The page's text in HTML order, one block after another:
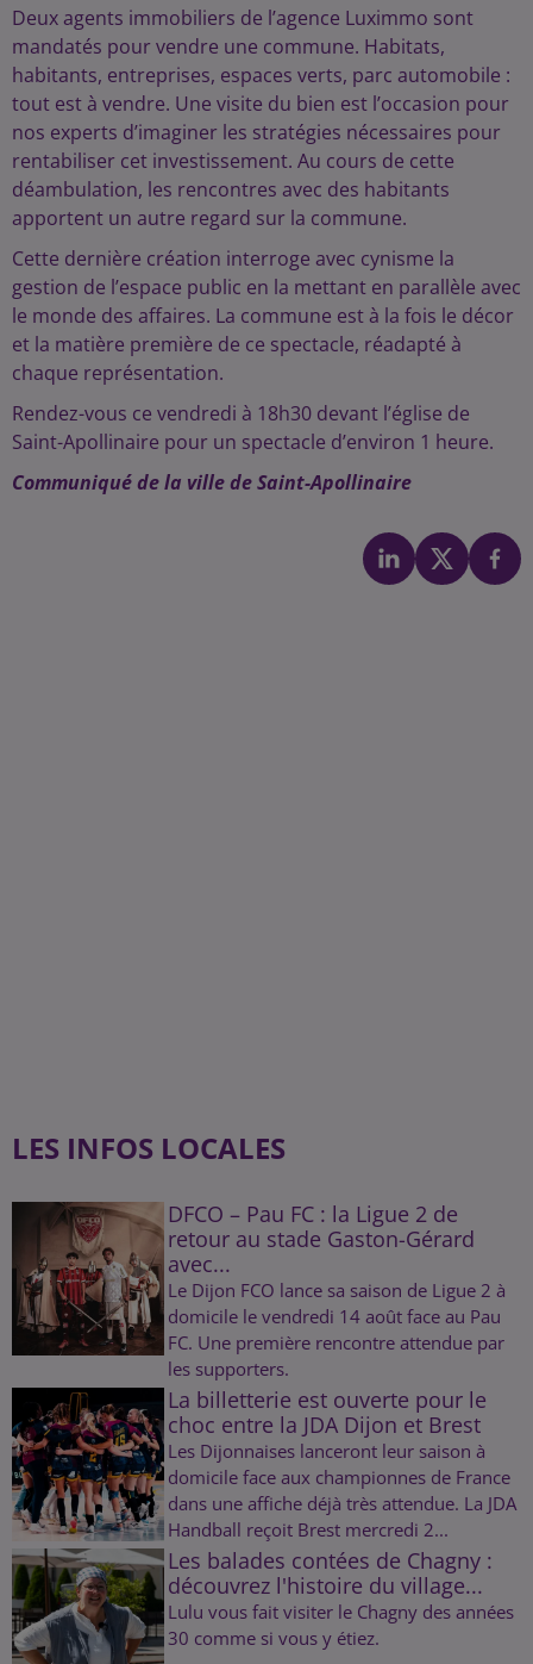
Deux agents immobiliers de l’agence Luximmo sont
mandatés pour vendre une commune. Habitats,
habitants, entreprises, espaces verts, parc automobile :
tout est à vendre. Une visite du bien est l’occasion pour
nos experts d’imaginer les stratégies nécessaires pour
rentabiliser cet investissement. Au cours de cette
déambulation, les rencontres avec des habitants
apportent un autre regard sur la commune.
Cette dernière création interroge avec cynisme la
gestion de l’espace public en la mettant en parallèle avec
le monde des affaires. La commune est à la fois le décor
et la matière première de ce spectacle, réadapté à
chaque représentation.
Rendez-vous ce vendredi à 18h30 devant l’église de
Saint-Apollinaire pour un spectacle d’environ 1 heure.
Communiqué de la ville de Saint-Apollinaire
LES INFOS LOCALES
DFCO – Pau FC : la Ligue 2 de
retour au stade Gaston-Gérard
avec...
Le Dijon FCO lance sa saison de Ligue 2 à
domicile le vendredi 14 août face au Pau
FC. Une première rencontre attendue par
les supporters.
La billetterie est ouverte pour le
choc entre la JDA Dijon et Brest
Les Dijonnaises lanceront leur saison à
domicile face aux championnes de France
dans une affiche déjà très attendue. La JDA
Handball reçoit Brest mercredi 2...
Les balades contées de Chagny :
découvrez l'histoire du village...
Lulu vous fait visiter le Chagny des années
30 comme si vous y étiez.